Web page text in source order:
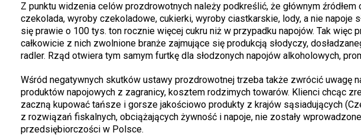
Z punktu widzenia celów prozdrowotnych należy podkreślić, że głównym
czekolada, wyroby czekoladowe, cukierki, wyroby ciastkarskie, lody, a nie napoje
się prawie o 100 tys. ton rocznie więcej cukru niż w przypadku napojów. Tak więc
całkowicie z nich zwolnione branże zajmujące się produkcją słodyczy,
radler. Rząd otwiera tym samym furtkę dla słodzonych napojów alkoholowych,
Wśród negatywnych skutków ustawy prozdrowotnej trzeba także zwrócić uwagę
produktów napojowych z zagranicy, kosztem rodzimych towarów. Klienci chcąc
zaczną kupować tańsze i gorsze jakościowo produkty z krajów sąsiadujących
z rozwiązań fiskalnych, obciążających żywność i napoje, nie zostały
przedsiębiorczości w Polsce.